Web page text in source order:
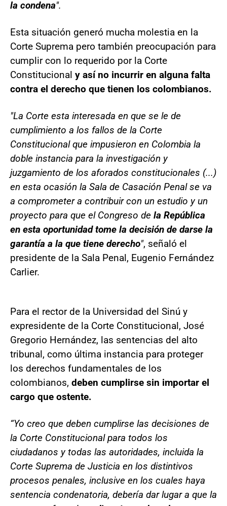
la condena".
Esta situación generó mucha molestia en la
Corte Suprema pero también preocupación para
cumplir con lo requerido por la Corte
Constitucional y así no incurrir en alguna falta
contra el derecho que tienen los colombianos.
"La Corte esta interesada en que se le de
cumplimiento a los fallos de la Corte
Constitucional que impusieron en Colombia la
doble instancia para la investigación y
juzgamiento de los aforados constitucionales (...)
en esta ocasión la Sala de Casación Penal se va
a comprometer a contribuir con un estudio y un
proyecto para que el Congreso de la República
en esta oportunidad tome la decisión de darse la
garantía a la que tiene derecho", señaló el
presidente de la Sala Penal, Eugenio Fernández
Carlier.
Para el rector de la Universidad del Sinú y
expresidente de la Corte Constitucional, José
Gregorio Hernández, las sentencias del alto
tribunal, como última instancia para proteger
los derechos fundamentales de los
colombianos, deben cumplirse sin importar el
cargo que ostente.
“Yo creo que deben cumplirse las decisiones de
la Corte Constitucional para todos los
ciudadanos y todas las autoridades, incluida la
Corte Suprema de Justicia en los distintivos
procesos penales, inclusive en los cuales haya
sentencia condenatoria, debería dar lugar a que la